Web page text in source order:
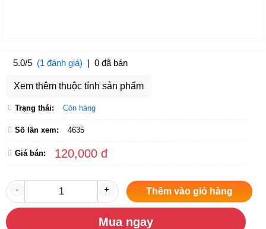
5.0/5 (1 đánh giá) | 0 đã bán
Xem thêm thuộc tính sản phẩm
Trạng thái: Còn hàng
Số lần xem: 4635
Giá bán: 120,000 đ
- + Thêm vào giỏ hàng
Mua ngay